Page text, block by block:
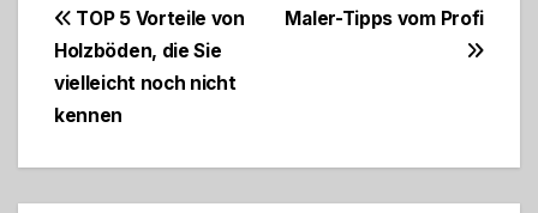
Beitragsnavigation
Maler-Tipps vom Profi
TOP 5 Vorteile von
Holzböden, die Sie
vielleicht noch nicht
kennen